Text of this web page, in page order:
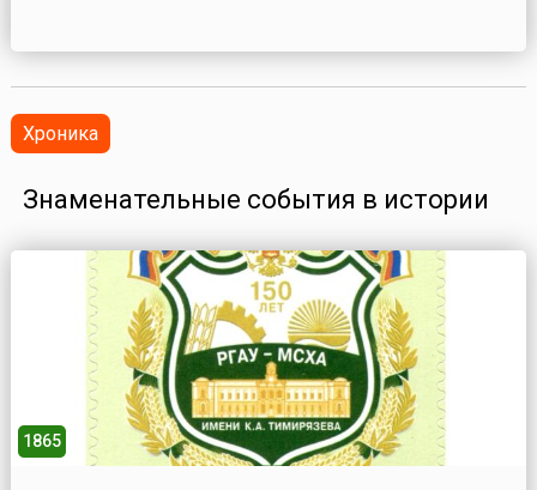
Хроника
Знаменательные события в истории
1865